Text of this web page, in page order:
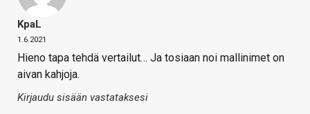
KpaL
1.6.2021
Hieno tapa tehdä vertailut… Ja tosiaan noi mallinimet on
aivan kahjoja.
Kirjaudu sisään vastataksesi